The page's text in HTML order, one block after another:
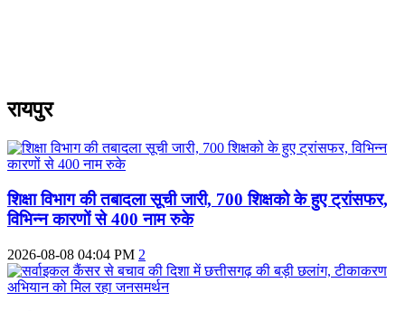
रायपुर
शिक्षा विभाग की तबादला सूची जारी, 700 शिक्षको के हुए ट्रांसफर,
विभिन्न कारणों से 400 नाम रुके
2026-08-08 04:04 PM 2